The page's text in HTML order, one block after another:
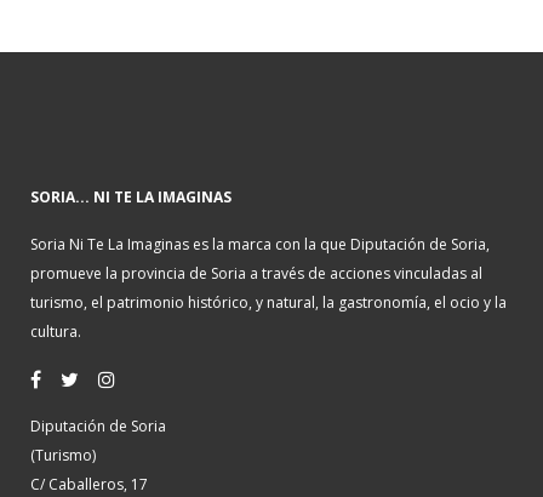
SORIA... NI TE LA IMAGINAS
Soria Ni Te La Imaginas es la marca con la que Diputación de Soria,
promueve la provincia de Soria a través de acciones vinculadas al
turismo, el patrimonio histórico, y natural, la gastronomía, el ocio y la
cultura.
Diputación de Soria
(Turismo)
C/ Caballeros, 17